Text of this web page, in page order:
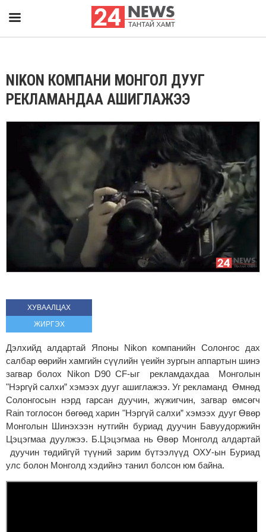
NIKON КОМПАНИ МОНГОЛ ДУУГ
РЕКЛАМАНДАА АШИГЛАЖЭЭ
ХУВААЛЦАХ
ЖИРГЭХ
Дэлхийд алдартай Японы Nikon компанийн Солонгос дах
салбар өөрийн хамгийн сүүлийн үеийн зургын аппартын шинэ
загвар болох Nikon D90 CF-ыг рекламдахдаа Монголын
"Нэргүй салхи” хэмээх дууг ашиглажээ. Уг рекламанд Өмнөд
Солонгосын нэрд гарсан дуучин, жүжигчин, загвар өмсөгч
Rain тоглосон бөгөөд харин "Нэргүй салхи” хэмээх дууг Өвөр
Монголын Шинэхээн нутгийн буриад дуучин Бавуудоржийн
Цэцэгмаа дуулжээ. Б.Цэцэгмаа нь Өвөр Монголд алдартай
дуучин төдийгүй түүний зарим бүтээлүүд ОХУ-ын Буриад
улс болон Монголд хэдийнэ танил болсон юм байна.